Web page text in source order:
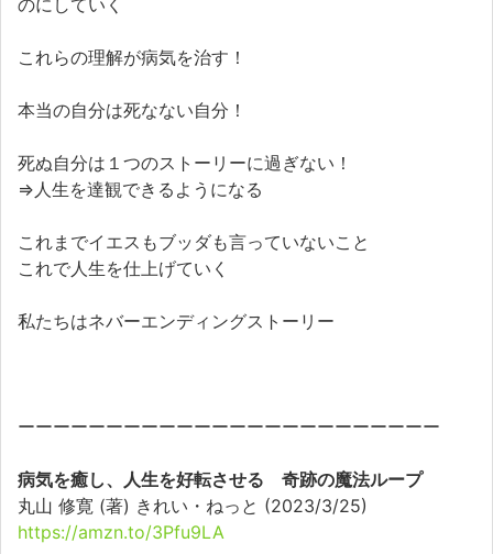
のにしていく
これらの理解が病気を治す！
本当の自分は死なない自分！
死ぬ自分は１つのストーリーに過ぎない！
⇒人生を達観できるようになる
これまでイエスもブッダも言っていないこと
これで人生を仕上げていく
私たちはネバーエンディングストーリー
ーーーーーーーーーーーーーーーーーーーーーーーー
病気を癒し、人生を好転させる 奇跡の魔法ループ
丸山 修寛 (著) きれい・ねっと (2023/3/25)
https://amzn.to/3Pfu9LA